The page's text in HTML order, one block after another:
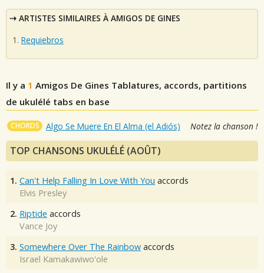
ARTISTES SIMILAIRES À AMIGOS DE GINES
Requiebros
Il y a 1 Amigos De Gines Tablatures, accords, partitions
de ukulélé tabs en base
CHORDS Algo Se Muere En El Alma (el Adiós) Notez la chanson !
TOP CHANSONS UKULÉLÉ (AOÛT)
1. Can't Help Falling In Love With You accords
Elvis Presley
2. Riptide accords
Vance Joy
3. Somewhere Over The Rainbow accords
Israel Kamakawiwo'ole